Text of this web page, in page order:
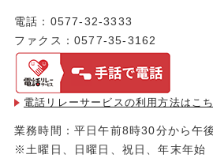
電話：0577-32-3333
ファクス：0577-35-3162
電話リレーサービスの利用方法は こ
業務時間：平日午前8時30分から午
※土曜日、日曜日、祝日、年末年始